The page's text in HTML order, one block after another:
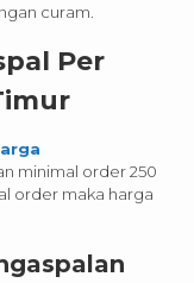
curam.
Per
minimal order 250
order maka harga